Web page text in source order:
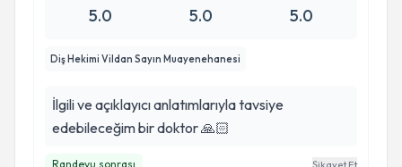
5.0 5.0 5.0
Diş Hekimi Vildan Sayın Muayenehanesi
İlgili ve açıklayıcı anlatımlarıyla tavsiye
edebileceğim bir doktor 🙏🏻
Randevu sonrası Şikayet Et